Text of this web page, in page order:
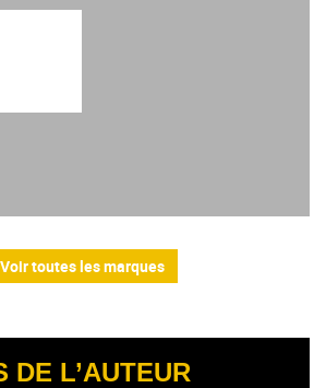
Voir toutes les marques
DE L’AUTEUR